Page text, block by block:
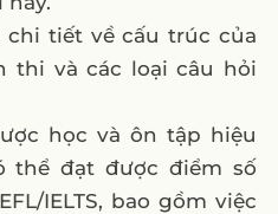
tiết về cấu trúc của
thi và các loại câu hỏi
học và ôn tập hiệu
thể đạt được điểm số
IELTS, bao gồm việc